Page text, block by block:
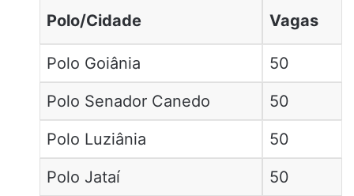
Polo/Cidade Vagas
Polo Goiânia
50
Polo Senador Canedo
50
Polo Luziânia
50
Polo Jataí
50